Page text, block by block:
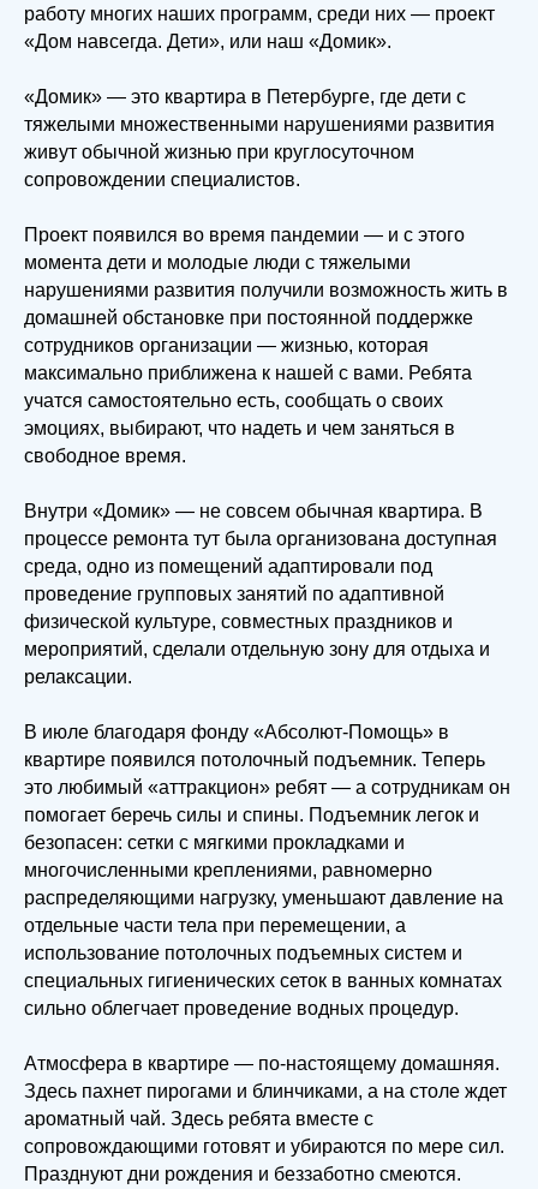
работу многих наших программ, среди них — проект
«Дом навсегда. Дети», или наш «Домик».
«Домик» — это квартира в Петербурге, где дети с
тяжелыми множественными нарушениями развития
живут обычной жизнью при круглосуточном
сопровождении специалистов.
Проект появился во время пандемии — и с этого
момента дети и молодые люди с тяжелыми
нарушениями развития получили возможность жить в
домашней обстановке при постоянной поддержке
сотрудников организации — жизнью, которая
максимально приближена к нашей с вами. Ребята
учатся самостоятельно есть, сообщать о своих
эмоциях, выбирают, что надеть и чем заняться в
свободное время.
Внутри «Домик» — не совсем обычная квартира. В
процессе ремонта тут была организована доступная
среда, одно из помещений адаптировали под
проведение групповых занятий по адаптивной
физической культуре, совместных праздников и
мероприятий, сделали отдельную зону для отдыха и
релаксации.
В июле благодаря фонду «Абсолют-Помощь» в
квартире появился потолочный подъемник. Теперь
это любимый «аттракцион» ребят — а сотрудникам он
помогает беречь силы и спины. Подъемник легок и
безопасен: сетки с мягкими прокладками и
многочисленными креплениями, равномерно
распределяющими нагрузку, уменьшают давление на
отдельные части тела при перемещении, а
использование потолочных подъемных систем и
специальных гигиенических сеток в ванных комнатах
сильно облегчает проведение водных процедур.
Атмосфера в квартире — по-настоящему домашняя.
Здесь пахнет пирогами и блинчиками, а на столе ждет
ароматный чай. Здесь ребята вместе с
сопровождающими готовят и убираются по мере сил.
Празднуют дни рождения и беззаботно смеются.